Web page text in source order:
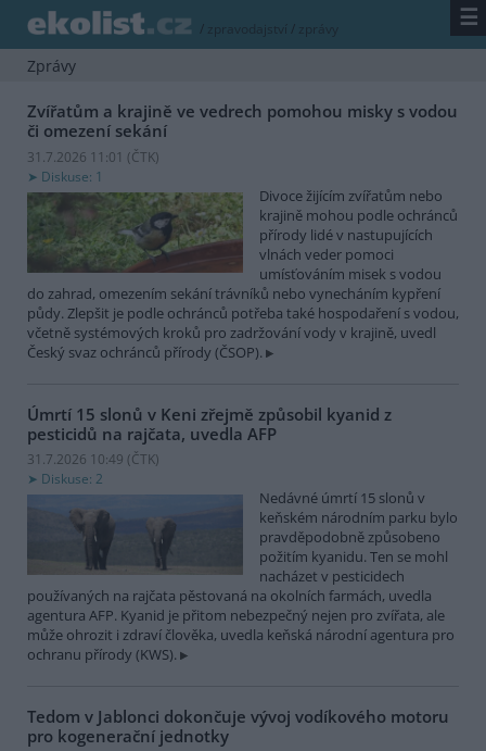
/ zpravodajství / zprávy ☰
Zprávy
Zvířatům a krajině ve vedrech pomohou misky s vodou
či omezení sekání
31.7.2026 11:01 (ČTK)
Diskuse: 1
Divoce žijícím zvířatům nebo
krajině mohou podle ochránců
přírody lidé v nastupujících
vlnách veder pomoci
umísťováním misek s vodou
do zahrad, omezením sekání trávníků nebo vynecháním kypření
půdy. Zlepšit je podle ochránců potřeba také hospodaření s vodou,
včetně systémových kroků pro zadržování vody v krajině, uvedl
Český svaz ochránců přírody (ČSOP).
Úmrtí 15 slonů v Keni zřejmě způsobil kyanid z
pesticidů na rajčata, uvedla AFP
31.7.2026 10:49 (ČTK)
Diskuse: 2
Nedávné úmrtí 15 slonů v
keňském národním parku bylo
pravděpodobně způsobeno
požitím kyanidu. Ten se mohl
nacházet v pesticidech
používaných na rajčata pěstovaná na okolních farmách, uvedla
agentura AFP. Kyanid je přitom nebezpečný nejen pro zvířata, ale
může ohrozit i zdraví člověka, uvedla keňská národní agentura pro
ochranu přírody (KWS).
Tedom v Jablonci dokončuje vývoj vodíkového motoru
pro kogenerační jednotky